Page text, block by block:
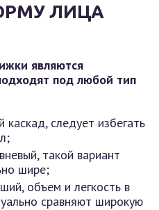
ЛИЦА
являются
под любой тип
каскад, следует избегать
такой вариант
шире;
объем и легкость в
сравняют широкую